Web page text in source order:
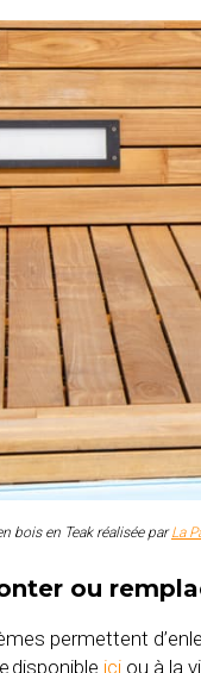
bois en Teak réalisée parLa
ou
permettent
disponible ici ou à la